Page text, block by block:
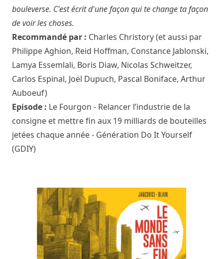
bouleverse. C'est écrit d'une façon qui te change ta façon
de voir les choses.
Recommandé par : Charles Christory(et aussi par
Philippe Aghion, Reid Hoffman, Constance Jablonski,
Lamya Essemlali, Boris Diaw, Nicolas Schweitzer,
Carlos Espinal, Joël Dupuch, Pascal Boniface, Arthur
Auboeuf)
Episode : Le Fourgon - Relancer l’industrie de la
consigne et mettre fin aux 19 milliards de bouteilles
jetées chaque année - Génération Do It Yourself
(GDIY)